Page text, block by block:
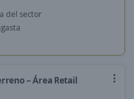
del sector
– Área Retail